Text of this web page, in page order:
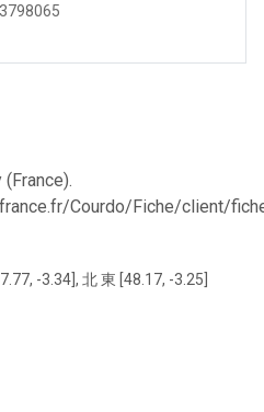
Courdo/Fiche/client/
-3.34], 北 東 [48.17, -3.25]